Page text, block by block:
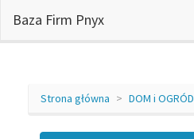
Baza Firm Pnyx
Strona główna DOM i OGRÓD